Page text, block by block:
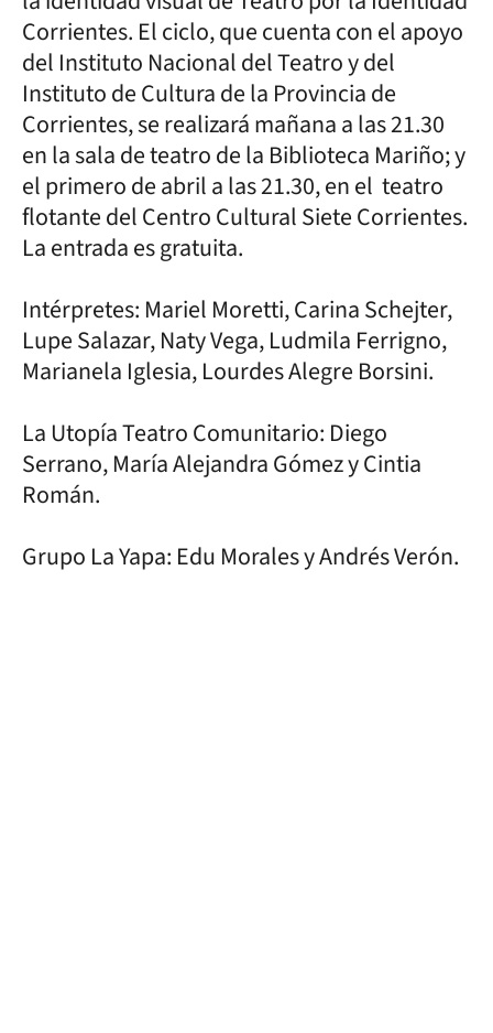
Corrientes. El ciclo, que cuenta con el apoyo
del Instituto Nacional del Teatro y del
Instituto de Cultura de la Provincia de
Corrientes, se realizará mañana a las 21.30
en la sala de teatro de la Biblioteca Mariño; y
el primero de abril a las 21.30, en el teatro
flotante del Centro Cultural Siete Corrientes.
La entrada es gratuita.
Intérpretes: Mariel Moretti, Carina Schejter,
Lupe Salazar, Naty Vega, Ludmila Ferrigno,
Marianela Iglesia, Lourdes Alegre Borsini.
La Utopía Teatro Comunitario: Diego
Serrano, María Alejandra Gómez y Cintia
Román.
Grupo La Yapa: Edu Morales y Andrés Verón.